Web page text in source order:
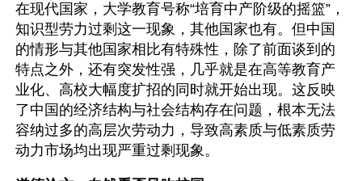
在现代国家，大学教育号称“培育中产阶级的摇篮”，
知识型劳力过剩这一现象，其他国家也有。但中国
的情形与其他国家相比有特殊性，除了前面谈到的
特点之外，还有突发性强，几乎就是在高等教育产
业化、高校大幅度扩招的同时就开始出现。这反映
了中国的经济结构与社会结构存在问题，根本无法
容纳过多的高层次劳动力，导致高素质与低素质劳
动力市场均出现严重过剩现象。